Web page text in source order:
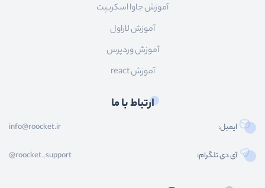
آموزش جاوا اسکریپت
آموزش لاراول
آموزش وردپرس
آموزش react
ارتباط با ما
ایمیل: info@roocket.ir
آی دی تلگرام: @roocket_support